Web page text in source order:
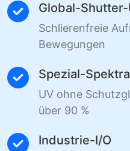
Global-
Schlierenfreie
Bewegungen
Spezial-
UV ohne
über 90 %
Industrie-I/O